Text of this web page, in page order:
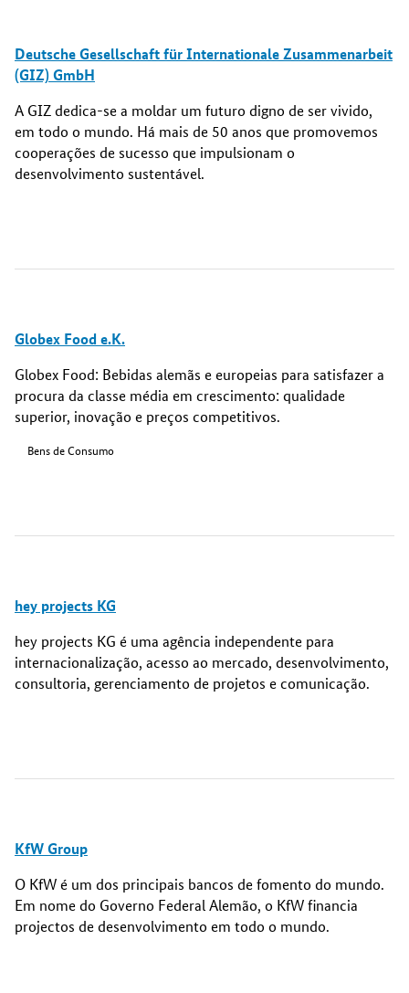
Deutsche Gesellschaft für Internationale Zusammenarbeit
(GIZ) GmbH
A GIZ dedica-se a moldar um futuro digno de ser vivido,
em todo o mundo. Há mais de 50 anos que promovemos
cooperações de sucesso que impulsionam o
desenvolvimento sustentável.
Globex Food e.K.
Globex Food: Bebidas alemãs e europeias para satisfazer a
procura da classe média em crescimento: qualidade
superior, inovação e preços competitivos.
Bens de Consumo
hey projects KG
hey projects KG é uma agência independente para
internacionalização, acesso ao mercado, desenvolvimento,
consultoria, gerenciamento de projetos e comunicação.
KfW Group
O KfW é um dos principais bancos de fomento do mundo.
Em nome do Governo Federal Alemão, o KfW financia
projectos de desenvolvimento em todo o mundo.